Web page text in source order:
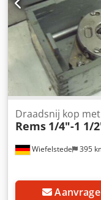
Wiefelstede 395
Draadsnij kop
Rems 1/4"-1 1/